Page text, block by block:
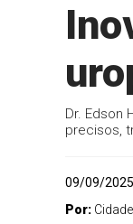
Dr. Edson
precisos,
09/09/
Por: